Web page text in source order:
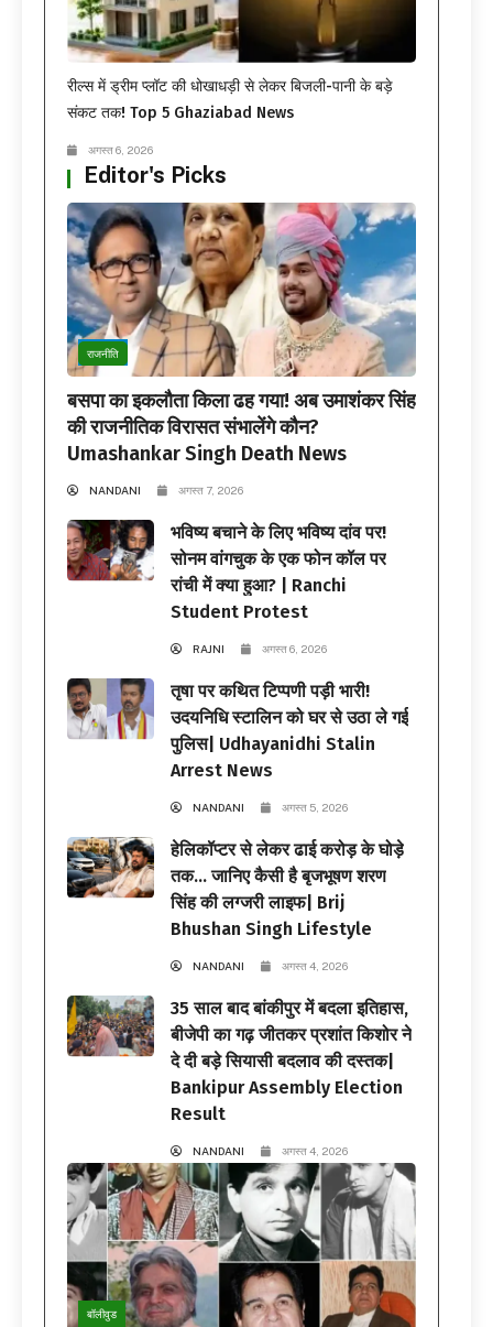
रील्स में ड्रीम प्लॉट की धोखाधड़ी से लेकर बिजली-पानी के बड़े
संकट तक! Top 5 Ghaziabad News
अगस्त 6, 2026
Editor's Picks
राजनीति
बसपा का इकलौता किला ढह गया! अब उमाशंकर सिंह
की राजनीतिक विरासत संभालेंगे कौन?
Umashankar Singh Death News
NANDANI अगस्त 7, 2026
भविष्य बचाने के लिए भविष्य दांव पर!
सोनम वांगचुक के एक फोन कॉल पर
रांची में क्या हुआ? | Ranchi
Student Protest
RAJNI अगस्त 6, 2026
तृषा पर कथित टिप्पणी पड़ी भारी!
उदयनिधि स्टालिन को घर से उठा ले गई
पुलिस| Udhayanidhi Stalin
Arrest News
NANDANI अगस्त 5, 2026
हेलिकॉप्टर से लेकर ढाई करोड़ के घोड़े
तक… जानिए कैसी है बृजभूषण शरण
सिंह की लग्जरी लाइफ| Brij
Bhushan Singh Lifestyle
NANDANI अगस्त 4, 2026
35 साल बाद बांकीपुर में बदला इतिहास,
बीजेपी का गढ़ जीतकर प्रशांत किशोर ने
दे दी बड़े सियासी बदलाव की दस्तक|
Bankipur Assembly Election
Result
NANDANI अगस्त 4, 2026
बॉलीवुड